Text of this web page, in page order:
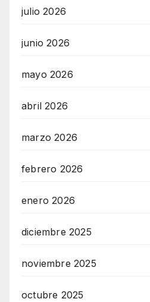
julio 2026
junio 2026
mayo 2026
abril 2026
marzo 2026
febrero 2026
enero 2026
diciembre 2025
noviembre 2025
octubre 2025